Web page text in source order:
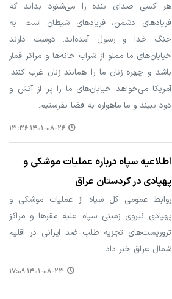
هر کسی صدای بنده را می‌شنود بداند که
فریادهای دشمن، فریادهای شیطان است؛ به
جنگ خدا و رسول آمده‌اند. دوست دارند
خیابان‌های ما مملو از شراب خانه‌ها و مراکز قمار
باشد و چهره زنان ما را همانند زنان غرب کنند.
آمریکا می‌خواهد خیابان‌های ما را پر از آتش و
دود ببیند و ما ماهواره به فضا نفرستیم.
۱۴۰۱-۰۸-۲۶ ۱۳:۳۶
اطلاعیه سپاه درباره عملیات موشکی و
پهپادی در کردستان عراق
روابط عمومی کل سپاه از عملیات موشکی و
پهپادی نیروی زمینی سپاه علیه مقرها و مراکز
تروریست‌های تجزیه طلب ضد ایرانی در اقلیم
شمال عراق خبر داد.
۱۴۰۱-۰۸-۲۳ ۱۷:۰۹